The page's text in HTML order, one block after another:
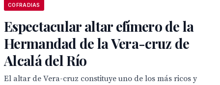
COFRADIAS
Espectacular altar efímero de la
Hermandad de la Vera-cruz de
Alcalá del Río
El altar de Vera-cruz constituye uno de los más ricos y